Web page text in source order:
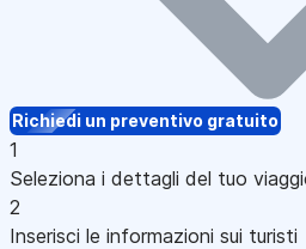
Richiedi un preventivo gratuito
1
Seleziona i dettagli del tuo
2
Inserisci le informazioni sui turisti